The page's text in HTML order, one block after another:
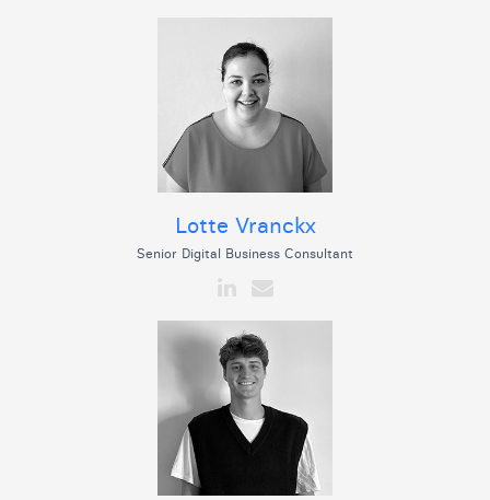
Lotte Vranckx
Senior Digital Business Consultant